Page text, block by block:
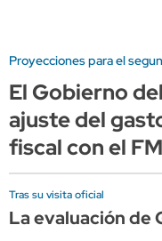
Proyecciones para el
El Gobierno
ajuste del
fiscal con el
Tras su visita oficial
La evaluación de